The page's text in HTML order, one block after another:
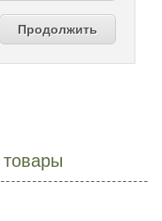
Продолжить